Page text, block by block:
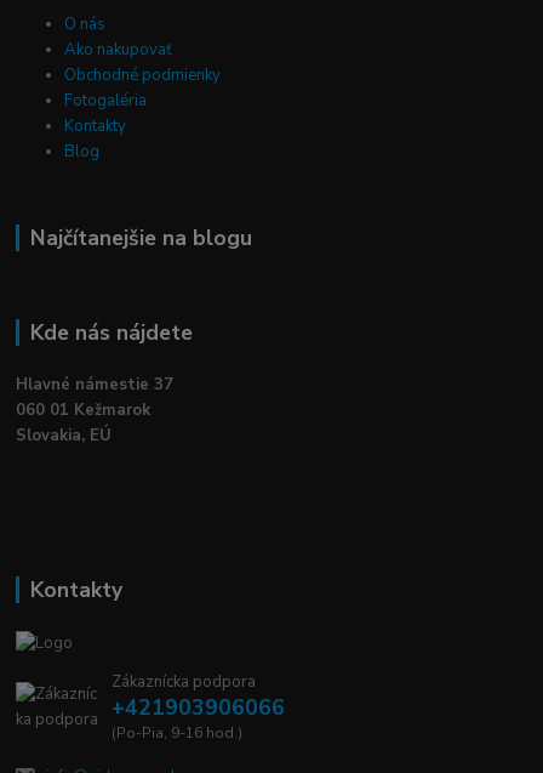
O nás
Ako nakupovať
Obchodné podmienky
Fotogaléria
Kontakty
Blog
Najčítanejšie na blogu
Kde nás nájdete
Hlavné námestie 37
060 01 Kežmarok
Slovakia, EÚ
Kontakty
Zákaznícka podpora
+421903906066
(Po-Pia, 9-16 hod.)